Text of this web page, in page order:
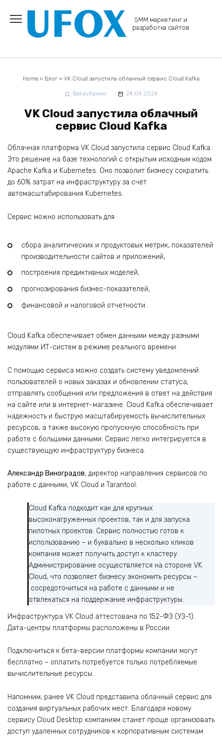
содержанию
SMM маркетинг и
разработка сайтов
Home» Блог» VK Cloud запустила облачный сервис Cloud Kafka
Без рубрики 24.04.2024
VK Cloud запустила облачный
сервис Cloud Kafka
Облачная платформа VK Cloud запустила сервис Cloud Kafka.
Это решение на базе технологий с открытым исходным кодом
Apache Kafka и Kubernetes. Оно позволит бизнесу сократить
до 60% затрат на инфраструктуру за счет
автомасштабирования Kubernetes.
Сервис можно использовать для
сбора аналитических и продуктовых метрик, показателей
производительности сайтов и приложений,
построения предиктивных моделей,
прогнозирования бизнес-показателей,
финансовой и налоговой отчетности.
Cloud Kafka обеспечивает обмен данными между разными
модулями ИТ-систем в режиме реального времени.
С помощью сервиса можно создать систему уведомлений
пользователей о новых заказах и обновлении статуса,
отправлять сообщения или предложения в ответ на действия
на сайте или в интернет-магазине. Cloud Kafka обеспечивает
надежность и быструю масштабируемость вычислительных
ресурсов, а также высокую пропускную способность при
работе с большими данными. Сервис легко интегрируется в
существующую инфраструктуру бизнеса.
Александр Виноградов, директор направления сервисов по
работе с данными, VK Cloud и Tarantool:
Cloud Kafka подходит как для крупных
высоконагруженных проектов, так и для запуска
пилотных проектов. Сервис полностью готов к
использованию – и буквально в несколько кликов
компания может получить доступ к кластеру.
Администрирование осуществляется на стороне VK
Cloud, что позволяет бизнесу экономить ресурсы –
сосредоточиться на работе с данными и не
отвлекаться на поддержание инфраструктуры.
Инфраструктура VK Cloud аттестована по 152-ФЗ (УЗ-1).
Дата-центры платформы расположены в России.
Подключиться к бета-версии платформы компании могут
бесплатно – оплатить потребуется только потребляемые
вычислительные ресурсы.
Напомним, ранее VK Cloud представила облачный сервис для
создания виртуальных рабочих мест. Благодаря новому
сервису Cloud Desktop компаниям станет проще организовать
доступ удаленных сотрудников к корпоративным системам.